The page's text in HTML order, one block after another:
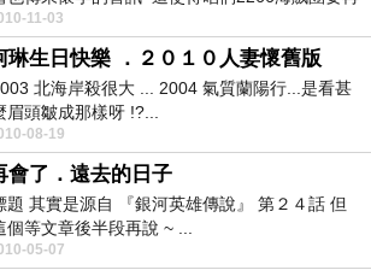
在...11-03
琳生日快樂 ．２０１０人妻懷舊版
北海岸殺很大 ... 2004 氣質蘭陽行...是看甚
眉頭皺成那樣呀 !?...
08-19
會了．遠去的日子
題 其實是源自 『銀河英雄傳說』 第２４話 但
個等文章後半段再說 ~ ...
05-07